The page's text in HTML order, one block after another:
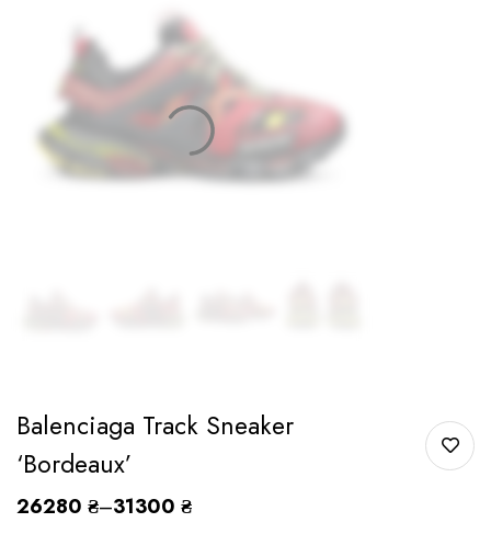
Balenciaga Track Sneaker
‘Bordeaux’
26280 ₴–31300 ₴